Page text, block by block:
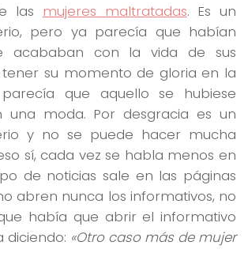
las mujeres maltratadas. Es un
pero ya parecía que habían
acababan con la vida de sus
su momento de gloria en la
que aquello se hubiese
una moda. Por desgracia es un
y no se puede hacer mucha
sí, cada vez se habla menos en
de noticias sale en las páginas
abren nunca los informativos, no
había que abrir el informativo
diciendo: «Otro caso más de mujer